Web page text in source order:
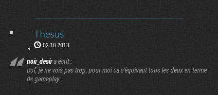
Thesus
02.10.2013
noir_desira écrit :
Bof, je ne vois pas trop, pour moi ca s'équivaut tous les deux en terme
de gameplay.